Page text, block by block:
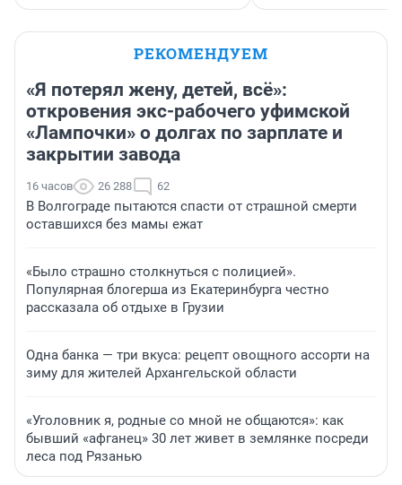
РЕКОМЕНДУЕМ
«Я потерял жену, детей, всё»:
откровения экс-рабочего уфимской
«Лампочки» о долгах по зарплате и
закрытии завода
16 часов 26 288 62
В Волгограде пытаются спасти от страшной смерти
оставшихся без мамы ежат
«Было страшно столкнуться с полицией».
Популярная блогерша из Екатеринбурга честно
рассказала об отдыхе в Грузии
Одна банка — три вкуса: рецепт овощного ассорти на
зиму для жителей Архангельской области
«Уголовник я, родные со мной не общаются»: как
бывший «афганец» 30 лет живет в землянке посреди
леса под Рязанью